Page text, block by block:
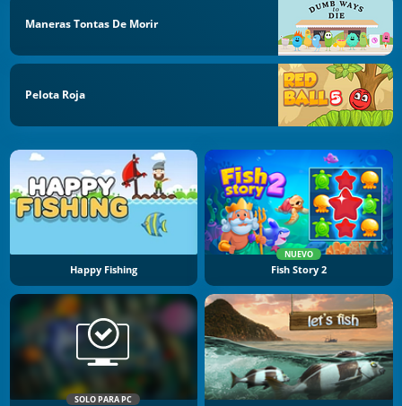
Maneras Tontas De Morir
Pelota Roja
Happy Fishing
NUEVO
Fish Story 2
SOLO PARA PC